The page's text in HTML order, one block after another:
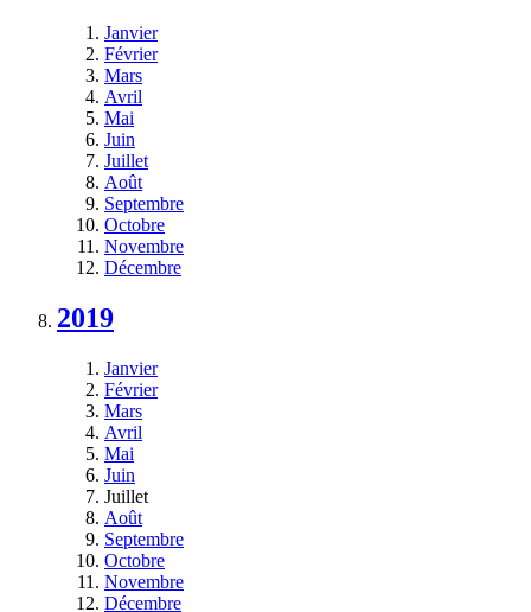
Janvier
Février
Mars
Avril
Mai
Juin
Juillet
Août
Septembre
Octobre
Novembre
Décembre
2019
Janvier
Février
Mars
Avril
Mai
Juin
Juillet
Août
Septembre
Octobre
Novembre
Décembre